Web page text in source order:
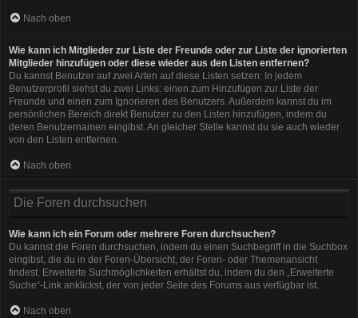
Nach oben
Wie kann ich Mitglieder zur Liste der Freunde oder zur Liste der ignorierten
Mitglieder hinzufügen oder diese wieder aus den Listen entfernen?
Du kannst Benutzer auf zwei Arten auf diese Listen setzen: In jedem
Benutzerprofil siehst du zwei Links: einen zum Hinzufügen zur Liste der
Freunde und einen zum Ignorieren des Benutzers. Außerdem kannst du im
persönlichen Bereich direkt Benutzer zu den Listen hinzufügen, indem du
deren Benutzernamen eingibst. An gleicher Stelle kannst du sie auch wieder
von den Listen entfernen.
Nach oben
Die Foren durchsuchen
Wie kann ich ein Forum oder mehrere Foren durchsuchen?
Du kannst die Foren durchsuchen, indem du einen Suchbegriff in die Suchbox
eingibst, die du in der Foren-Übersicht, der Foren- oder Themenansicht
findest. Erweiterte Suchmöglichkeiten erhältst du, indem du den „Erweiterte
Suche“-Link anklickst, der von jeder Seite des Forums aus verfügbar ist.
Nach oben